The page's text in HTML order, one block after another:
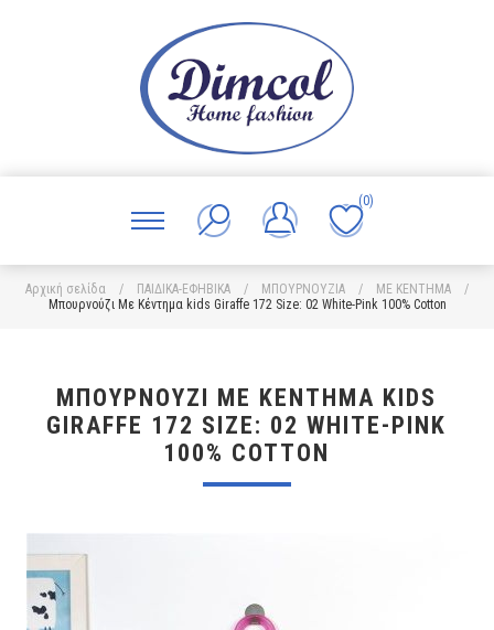
(0)
Αρχική σελίδα / ΠΑΙΔΙΚΑ-ΕΦΗΒΙΚΑ / ΜΠΟΥΡΝΟΥΖΙΑ / ΜΕ ΚΕΝΤΗΜΑ
/
Μπουρνούζι Με Κέντημα kids Giraffe 172 Size: 02 White-Pink 100% Cotton
ΜΠΟΥΡΝΟΎΖΙ ΜΕ ΚΈΝΤΗΜΑ KIDS
GIRAFFE 172 SIZE: 02 WHITE-PINK
100% COTTON